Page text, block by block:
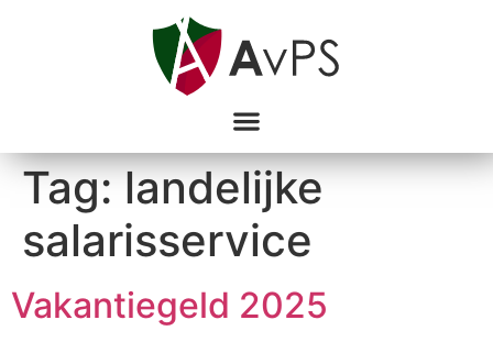
Tag:landelijke
salarisservice
Vakantiegeld 2025